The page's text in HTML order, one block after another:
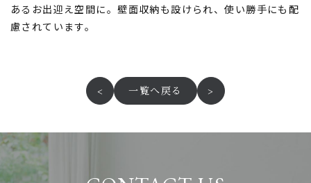
あるお出迎え空間に。壁面収納も設けられ、使い勝手にも配
慮されています。
< 一覧へ戻る >